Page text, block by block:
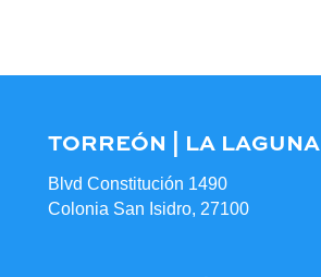
TORREÓN | LA LAGUNA
Blvd Constitución 1490
Colonia San Isidro, 27100